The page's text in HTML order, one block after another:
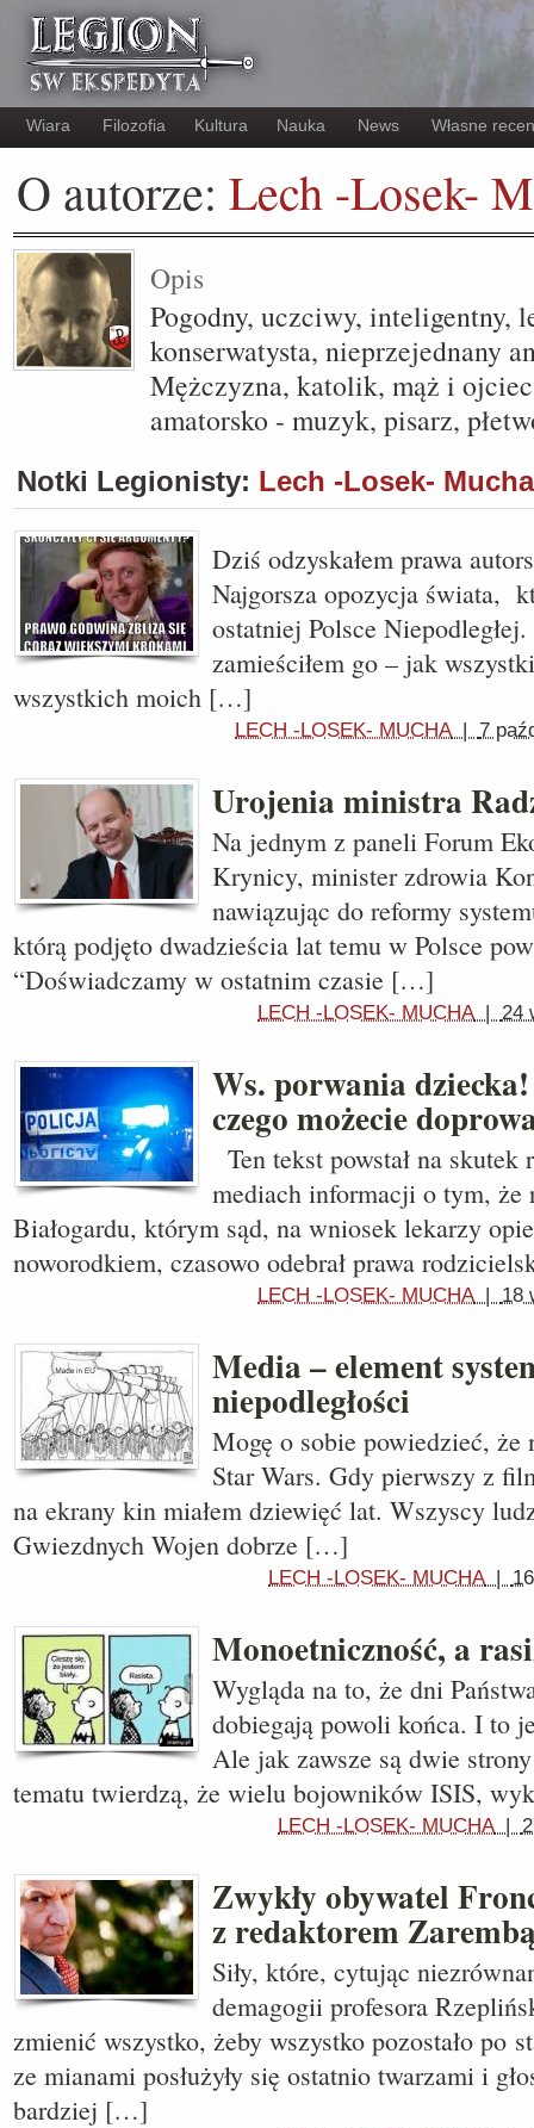
Wiara Filozofia Kultura Nauka News Własne
O autorze: Lech -Losek-
Opis
Pogodny, uczciwy, inteligentny,
konserwatysta, nieprzejednany
Mężczyzna, katolik, mąż i
amatorsko - muzyk, pisarz,
Notki Legionisty: Lech -Losek- Mucha
Dziś odzyskałem prawa
Najgorsza opozycja świata,
ostatniej Polsce
zamieściłem go – jak
wszystkich moich […]
LECH -LOSEK- MUCHA| 7
Urojenia ministra
Na jednym z paneli Forum
Krynicy, minister zdrowia
nawiązując do reformy
którą podjęto dwadzieścia lat temu w Polsce
“Doświadczamy w ostatnim czasie […]
LECH -LOSEK- MUCHA| 24
Ws. porwania
czego możecie
Ten tekst powstał na
mediach informacji o tym, że
Białogardu, którym sąd, na wniosek lekarzy
noworodkiem, czasowo odebrał prawa
LECH -LOSEK- MUCHA| 18
Media – element
niepodległości
Mogę o sobie powiedzieć, że
Star Wars. Gdy pierwszy z
na ekrany kin miałem dziewięć lat. Wszyscy
Gwiezdnych Wojen dobrze […]
LECH -LOSEK- MUCHA|
Monoetniczność, a
Wygląda na to, że dni
dobiegają powoli końca. I to
Ale jak zawsze są dwie
tematu twierdzą, że wielu bojowników ISIS,
LECH -LOSEK- MUCHA|
Zwykły obywatel
z redaktorem
Siły, które, cytując
demagogii profesora
zmienić wszystko, żeby wszystko pozostało po
ze mianami posłużyły się ostatnio twarzami i
bardziej […]